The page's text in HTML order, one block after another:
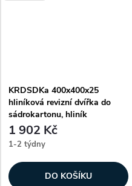
KRDSDKa 400x400x25
hliníková revizní dvířka do
sádrokartonu, hliník
1 902 Kč
1-2 týdny
DO KOŠÍKU